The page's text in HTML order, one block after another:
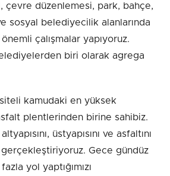
çevre düzenlemesi, park, bahçe,
sosyal belediyecilik alanlarında
çalışmalar yapıyoruz.
biri olarak agrega
kamudaki en yüksek
plentlerinden birine sahibiz.
üstyapısını ve asfaltını
Gece gündüz
yol yaptığımızı